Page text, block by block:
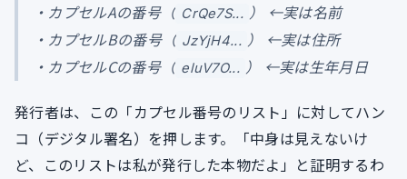
・カプセルAの番号（ CrQe7S... ） ←実は名前
・カプセルBの番号（ JzYjH4... ） ←実は住所
・カプセルCの番号（ eluV7O... ） ←実は生年月日
発行者は、この「カプセル番号のリスト」に対してハン
コ（デジタル署名）を押します。「中身は見えないけ
ど、このリストは私が発行した本物だよ」と証明するわ